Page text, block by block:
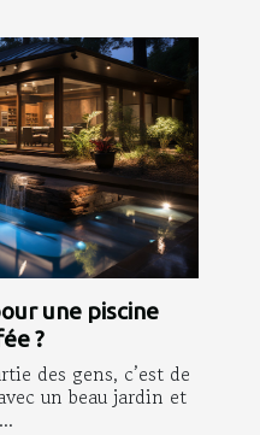
une piscine
?
des gens, c’est de
un beau jardin et